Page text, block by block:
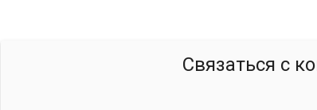
Связаться с